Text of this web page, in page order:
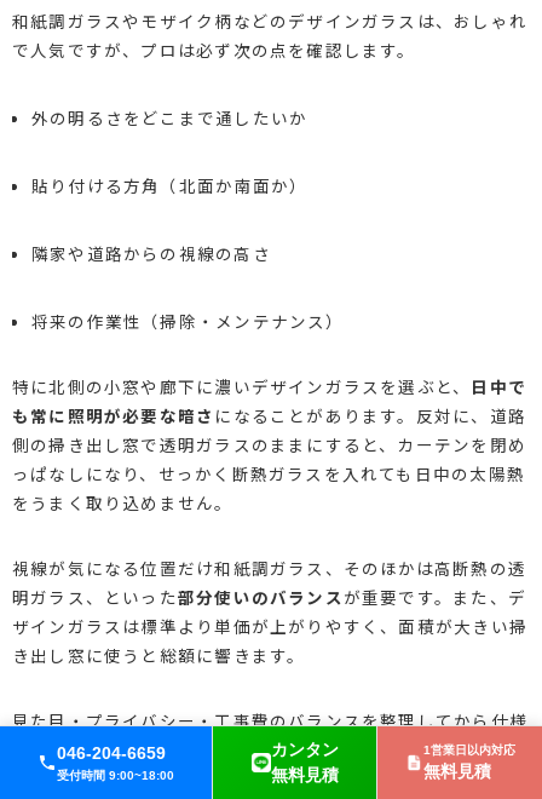
046-204-6659
受付時間 9:00~18:00
カンタン
無料見積
1営業日以内対応
無料見積
和紙調ガラスやモザイク柄などのデザインガラスは、おしゃれ
で人気ですが、プロは必ず次の点を確認します。
外の明るさをどこまで通したいか
貼り付ける方角（北面か南面か）
隣家や道路からの視線の高さ
将来の作業性（掃除・メンテナンス）
特に北側の小窓や廊下に濃いデザインガラスを選ぶと、 日中で
も常に照明が必要な暗さ になることがあります。反対に、道路
側の掃き出し窓で透明ガラスのままにすると、カーテンを閉め
っぱなしになり、せっかく断熱ガラスを入れても日中の太陽熱
をうまく取り込めません。
視線が気になる位置だけ和紙調ガラス、そのほかは高断熱の透
明ガラス、といった部分使いのバランス が重要です。また、デ
ザインガラスは標準より単価が上がりやすく、面積が大きい掃
き出し窓に使うと総額に響きます。
見た目・プライバシー・工事費のバランスを整理してから仕様
を決めると、「雰囲気はいいけれど暗い」「高いデザインガラ
スを付けたのに常にカーテンで隠れている」といった後悔を防